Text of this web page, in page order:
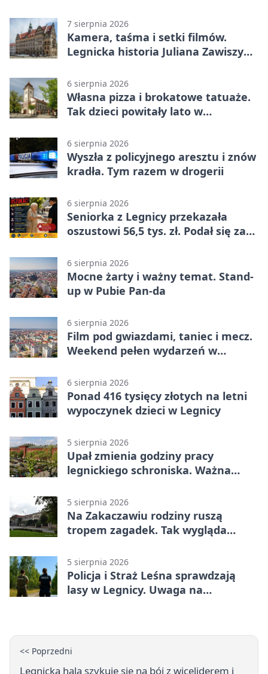
7 sierpnia 2026
Kamera, taśma i setki filmów.
Legnicka historia Juliana Zawiszy
6 sierpnia 2026
Własna pizza i brokatowe tatuaże.
Tak dzieci powitały lato w
6 sierpnia 2026
Wyszła z policyjnego aresztu i znów
kradła. Tym razem w drogerii
6 sierpnia 2026
Seniorka z Legnicy przekazała
oszustowi 56,5 tys. zł. Podał się za
6 sierpnia 2026
Mocne żarty i ważny temat. Stand-
up w Pubie Pan-da
6 sierpnia 2026
Film pod gwiazdami, taniec i mecz.
Weekend pełen wydarzeń w
6 sierpnia 2026
Ponad 416 tysięcy złotych na letni
wypoczynek dzieci w Legnicy
5 sierpnia 2026
Upał zmienia godziny pracy
legnickiego schroniska. Ważna
5 sierpnia 2026
Na Zakaczawiu rodziny ruszą
tropem zagadek. Tak wygląda
5 sierpnia 2026
Policja i Straż Leśna sprawdzają
lasy w Legnicy. Uwaga na
<< Poprzedni
Legnicka hala szykuje się na bój z wiceliderem i